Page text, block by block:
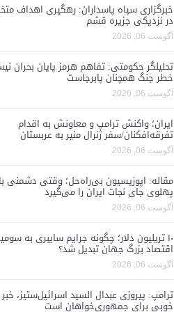
خبرگزاری سپاه پاسداران: رهگیری اهداف
در نزدیکی جزیره قشم
آگوست 06, 2026
تحلیلگر حکومتی: تفاهم هرمز پایان بحران
خطر جنگ همچنان پابرجاست
آگوست 06, 2026
ایران؛ واکنش ترامپ و معاونش به اقدام
تفرقه‌افکنان/سفر ژنرال منیر به عربستان
آگوست 06, 2026
مقاله: اپوزیسیون بی‌راه‌حل؛ وقتی دشمنی با
پهلوی جای نجات ایران را می‌گیرد
آگوست 06, 2026
۱۰ تریلیون دلار؛ چگونه جرایم سایبری به
اقتصاد بزرگ جهان تبدیل شد؟
آگوست 06, 2026
ترامپ: پیروزی عبدال السید اسرائیل‌ستیز، خبر
خوبی برای جمهوری‌خواهان است